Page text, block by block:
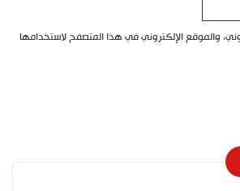
والموقع الإلكتروني في هذا المتصفح لاستخدامها